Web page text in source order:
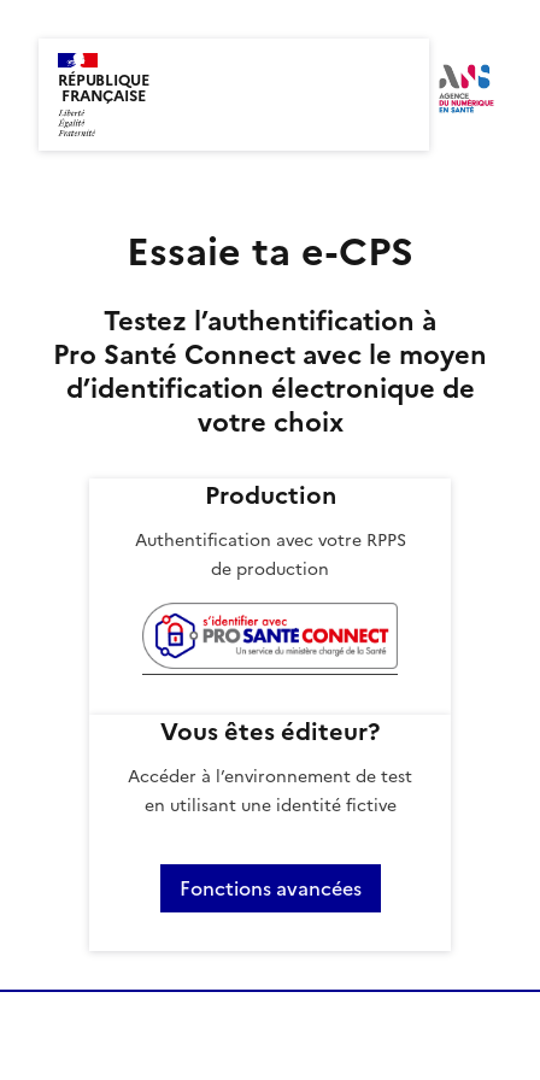
RÉPUBLIQUE
FRANÇAISE
Essaie ta e-CPS
Testez l’authentification à
Pro Santé Connect avec le moyen
d’identification électronique de
votre choix
Production
Authentification avec votre RPPS
de production
Vous êtes éditeur?
Accéder à l’environnement de test
en utilisant une identité fictive
Fonctions avancées